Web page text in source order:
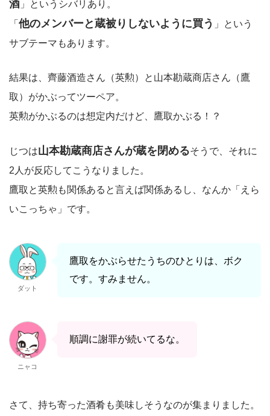
酒 」というシバリあり。
「 他のメンバーと蔵被りしないように買う 」という
サブテーマもあります。
結果は、齊藤酒造さん（英勲）と山本勘蔵商店さん（鷹
取）がかぶってツーペア。
英勲がかぶるのは想定内だけど、鷹取かぶる！？
じつは山本勘蔵商店さんが蔵を閉めるそうで、それに
2人が反応してこうなりました。
鷹取と英勲も関係あると言えば関係あるし、なんか「えら
いこっちゃ」です。
ダット
鷹取をかぶらせたうちのひとりは、ボク
です。すみません。
ニャコ
順調に謝罪が続いてるな。
さて、持ち寄った酒肴も美味しそうなのが集まりました。